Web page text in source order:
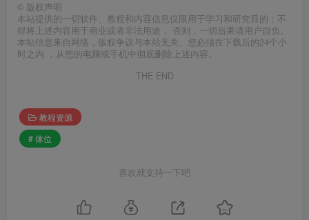
© 版权声明
本站提供的一切软件、教程和内容信息仅限用于学习和研究目的；不
得将上述内容用于商业或者非法用途， 否则，一切后果请用户自负。
本站信息来自网络，版权争议与本站无关。您必须在下载后的24个小
时之内 ，从您的电脑或手机中彻底删除上述内容。
THE END
教程资源
# 体位
喜欢就支持一下吧